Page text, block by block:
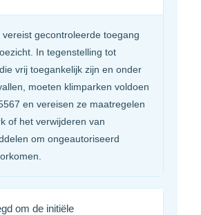
vereist gecontroleerde toegang
In tegenstelling tot
vrij toegankelijk zijn en onder
moeten klimparken voldoen
en vereisen ze maatregelen
of het verwijderen van
om ongeautoriseerd
om de initiële